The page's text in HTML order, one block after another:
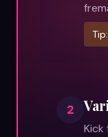
Tip:
2
Kick